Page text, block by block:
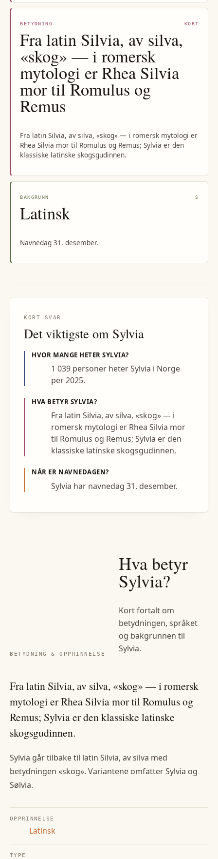
BETYDNING KORT
Fra latin Silvia, av silva,
«skog» — i romersk
mytologi er Rhea Silvia
mor til Romulus og
Remus
Fra latin Silvia, av silva, «skog» — i romersk mytologi er
Rhea Silvia mor til Romulus og Remus; Sylvia er den
klassiske latinske skogsgudinnen.
BAKGRUNN S
Latinsk
Navnedag 31. desember.
KORT SVAR
Det viktigste om Sylvia
HVOR MANGE HETERSYLVIA?
1 039 personer heter Sylvia i Norge
per 2025.
HVA BETYR SYLVIA?
Fra latin Silvia, av silva, «skog» — i
romersk mytologi er Rhea Silvia mor
til Romulus og Remus; Sylvia er den
klassiske latinske skogsgudinnen.
NÅR ER NAVNEDAGEN?
Sylvia har navnedag 31. desember.
BETYDNING & OPPRINNELSE
Hva betyr
Sylvia?
Kort fortalt om
betydningen, språket
og bakgrunnen til
Sylvia.
Fra latin Silvia, av silva, «skog» — i romersk
mytologi er Rhea Silvia mor til Romulus og
Remus; Sylvia er den klassiske latinske
skogsgudinnen.
Sylvia går tilbake til latin Silvia, av silva med
betydningen «skog». Variantene omfatter Sylvia og
Sølvia.
OPPRINNELSE
Latinsk
TYPE